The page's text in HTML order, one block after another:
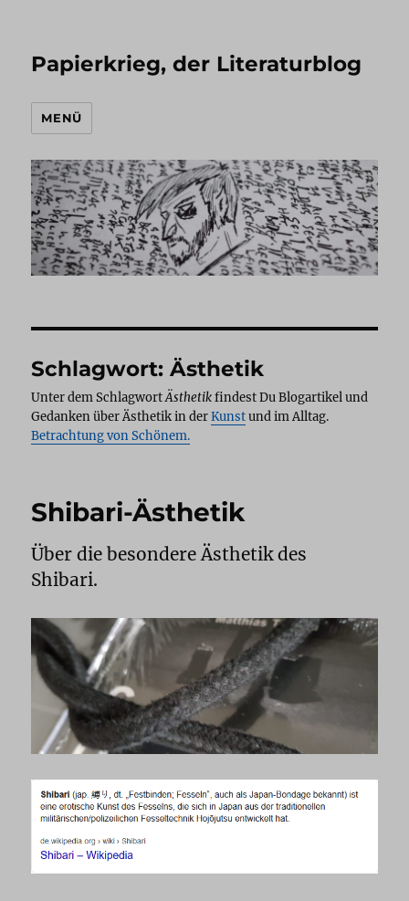
Papierkrieg, der Literaturblog
MENÜ
Schlagwort:Ästhetik
Unter dem SchlagwortÄsthetikfindest Du Blogartikel und
Gedanken über Ästhetik in derKunstund im Alltag.
Betrachtung von Schönem.
Shibari-Ästhetik
Über die besondere Ästhetik des
Shibari.